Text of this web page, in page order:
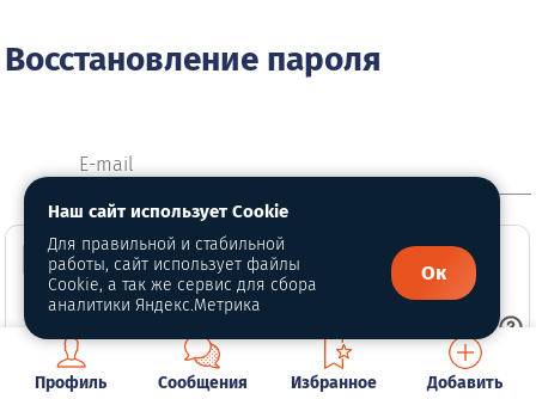
Восстановление пароля
E-mail
Отправить
Профиль Сообщения Избранное Добавить
Наш сайт использует Cookie
Для правильной и стабильной
работы, сайт использует файлы
Cookie, а так же сервис для сбора
аналитики Яндекс.Метрика
Ок